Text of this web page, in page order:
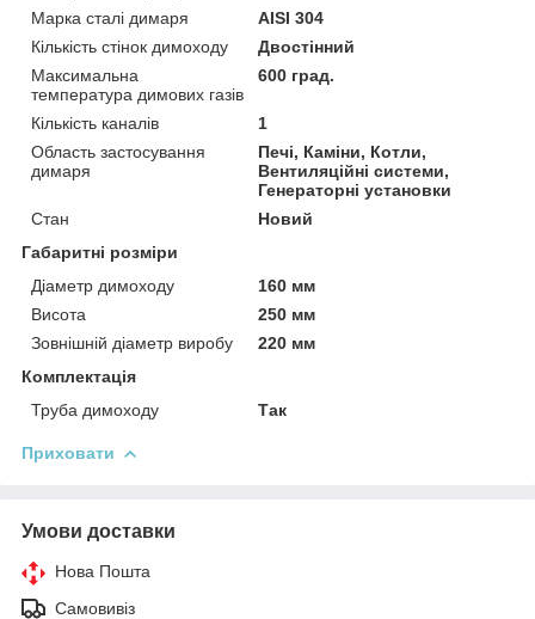
Марка сталі димаря
AISI 304
Кількість стінок димоходу
Двостінний
Максимальна
температура димових газів
600 град.
Кількість каналів
1
Область застосування
димаря
Печі, Каміни, Котли,
Вентиляційні системи,
Генераторні установки
Стан
Новий
Габаритні розміри
Діаметр димоходу
160 мм
Висота
250 мм
Зовнішній діаметр виробу
220 мм
Комплектація
Труба димоходу
Так
Приховати
Умови доставки
Нова Пошта
Самовивіз